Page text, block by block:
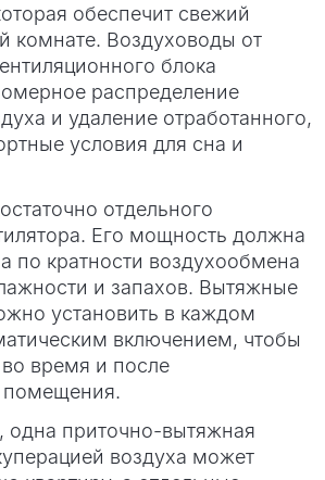
обеспечит свежий
комнате. Воздуховоды от
блока
распределение
и удаление отработанного,
условия для сна и
отдельного
Его мощность должна
по кратности воздухообмена
и запахов. Вытяжные
установить в каждом
включением, чтобы
во время и после
помещения.
одна приточно-вытяжная
воздуха может